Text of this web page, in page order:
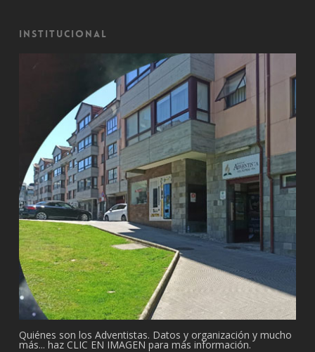
Institucional
Quiénes son los Adventistas. Datos y organización y mucho
más... haz CLIC EN IMAGEN para más información.